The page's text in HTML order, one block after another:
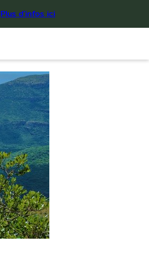
Plus d'infos ici